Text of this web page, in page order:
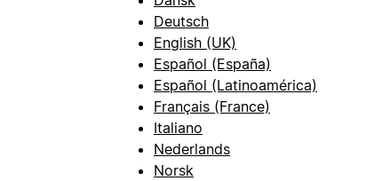
Deutsch
English (UK)
Español (España)
Español (Latinoamérica)
Français (France)
Italiano
Nederlands
Norsk